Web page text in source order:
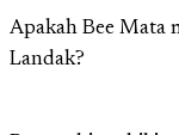
Apakah Bee Mata
Landak?